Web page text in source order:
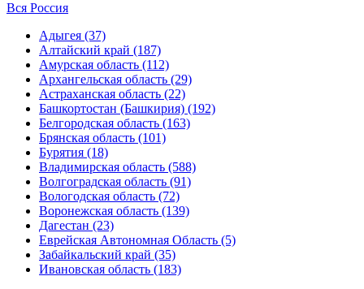
Вся Россия
Адыгея (37)
Алтайский край (187)
Амурская область (112)
Архангельская область (29)
Астраханская область (22)
Башкортостан (Башкирия) (192)
Белгородская область (163)
Брянская область (101)
Бурятия (18)
Владимирская область (588)
Волгоградская область (91)
Вологодская область (72)
Воронежская область (139)
Дагестан (23)
Еврейская Автономная Область (5)
Забайкальский край (35)
Ивановская область (183)